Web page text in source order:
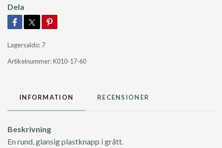
Dela
Lagersaldo: 7
Artikelnummer:K010-17-60
INFORMATION RECENSIONER
Beskrivning
En rund, glansig plastknapp i grått.